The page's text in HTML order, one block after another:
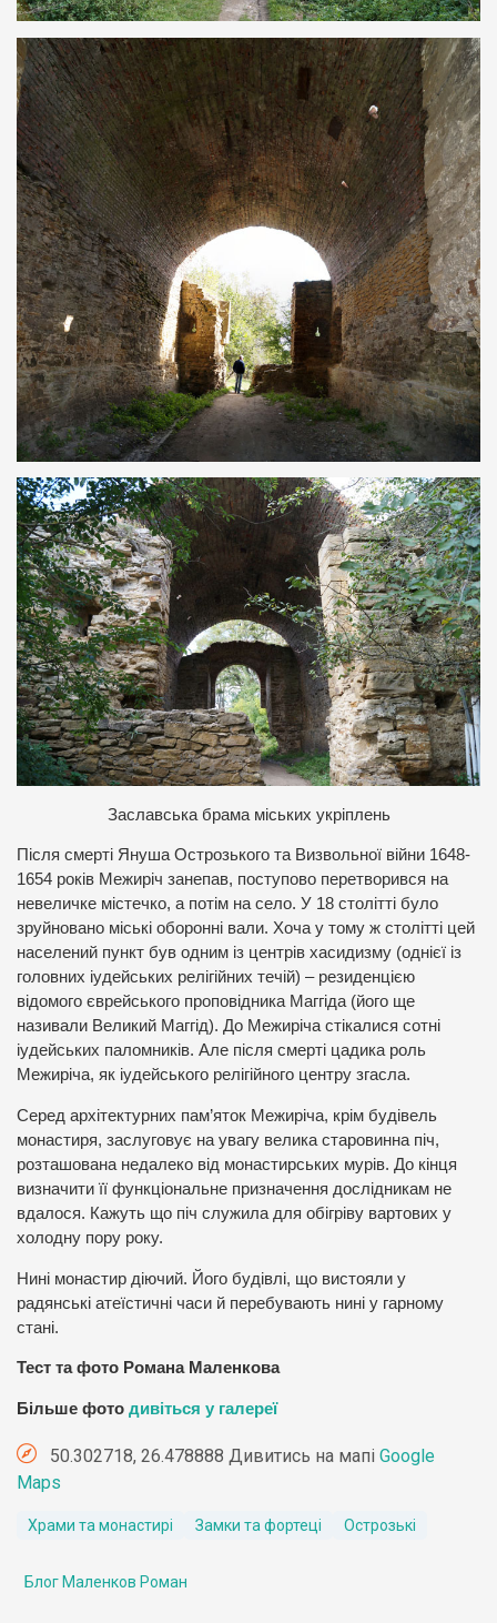
Заславська брама міських укріплень
Після смерті Януша Острозького та Визвольної війни 1648-
1654 років Межиріч занепав, поступово перетворився на
невеличке містечко, а потім на село. У 18 столітті було
зруйновано міські оборонні вали. Хоча у тому ж столітті цей
населений пункт був одним із центрів хасидизму (однієї із
головних іудейських релігійних течій) – резиденцією
відомого єврейського проповідника Маггіда (його ще
називали Великий Маггід). До Межиріча стікалися сотні
іудейських паломників. Але після смерті цадика роль
Межиріча, як іудейського релігійного центру згасла.
Серед архітектурних пам’яток Межиріча, крім будівель
монастиря, заслуговує на увагу велика старовинна піч,
розташована недалеко від монастирських мурів. До кінця
визначити її функціональне призначення дослідникам не
вдалося. Кажуть що піч служила для обігріву вартових у
холодну пору року.
Нині монастир діючий. Його будівлі, що вистояли у
радянські атеїстичні часи й перебувають нині у гарному
стані.
Тест та фото Романа Маленкова
Більше фото дивіться у галереї
50.302718, 26.478888 Дивитись на мапі Google
Maps
Храми та монастирі Замки та фортеці Острозькі
Блог Маленков Роман